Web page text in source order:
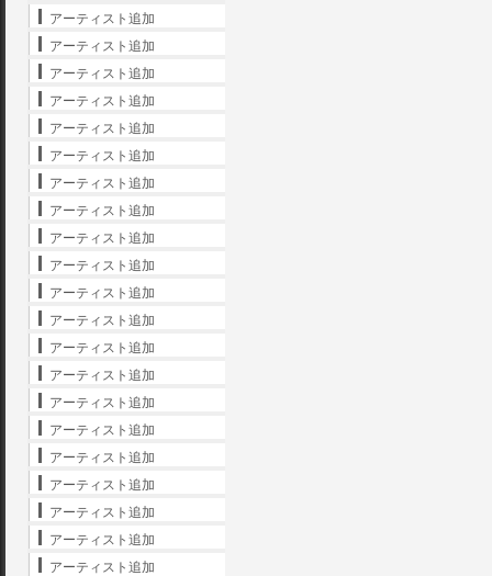
アーティスト追加
アーティスト追加
アーティスト追加
アーティスト追加
アーティスト追加
アーティスト追加
アーティスト追加
アーティスト追加
アーティスト追加
アーティスト追加
アーティスト追加
アーティスト追加
アーティスト追加
アーティスト追加
アーティスト追加
アーティスト追加
アーティスト追加
アーティスト追加
アーティスト追加
アーティスト追加
アーティスト追加